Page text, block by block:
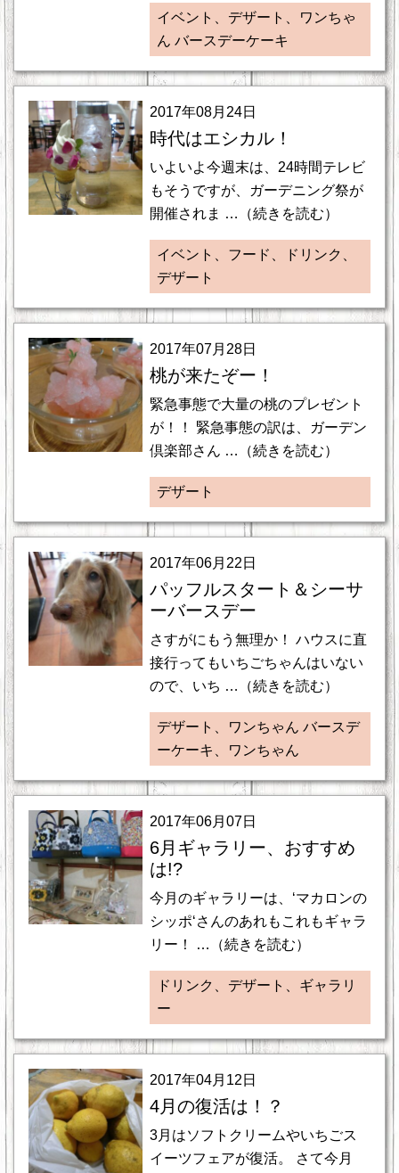
イベント、デザート、ワンちゃ
ん バースデーケーキ
2017年08月24日
時代はエシカル！
いよいよ今週末は、24時間テレビ
もそうですが、ガーデニング祭が
開催されま …（続きを読む）
イベント、フード、ドリンク、
デザート
2017年07月28日
桃が来たぞー！
緊急事態で大量の桃のプレゼント
が！！ 緊急事態の訳は、ガーデン
倶楽部さん …（続きを読む）
デザート
2017年06月22日
パッフルスタート＆シーサ
ーバースデー
さすがにもう無理か！ ハウスに直
接行ってもいちごちゃんはいない
ので、いち …（続きを読む）
デザート、ワンちゃん バースデ
ーケーキ、ワンちゃん
2017年06月07日
6月ギャラリー、おすすめ
は!?
今月のギャラリーは、‘マカロンの
シッポ‘さんのあれもこれもギャラ
リー！ …（続きを読む）
ドリンク、デザート、ギャラリ
ー
2017年04月12日
4月の復活は！？
3月はソフトクリームやいちごス
イーツフェアが復活。 さて今月